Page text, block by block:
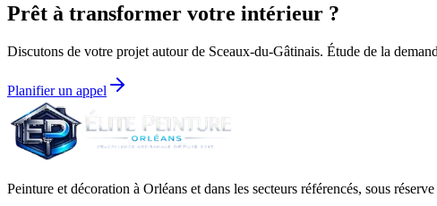
Prêt à transformer votre intérieur ?
Discutons de votre projet autour de Sceaux-du-Gâtinais. Étude de la
Planifier un appel
Peinture et décoration à Orléans et dans les secteurs référencés, sous